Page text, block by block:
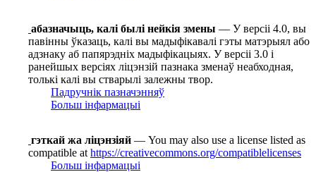
абазначыць, калі былі нейкія змены — У версіі 4.0, вы
павінны ўказаць, калі вы мадыфікавалі гэты матэрыял або
адзнаку аб папярэдніх мадыфікацыях. У версіі 3.0 і
ранейшых версіях ліцэнзій пазнака зменаў неабходная,
толькі калі вы стварылі залежны твор.
Падручнік пазначэнняў
Больш інфармацыі
гэткай жа ліцэнзіяй — You may also use a license listed as
compatible at https://creativecommons.org/compatiblelicenses
Больш інфармацыі